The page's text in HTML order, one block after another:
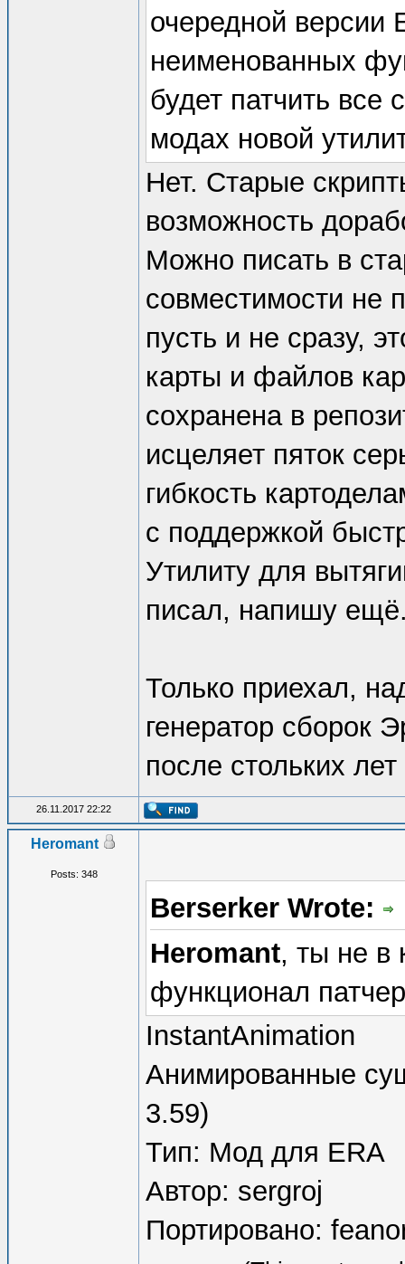
очередной версии
неименованных
будет патчить
модах новой
Нет. Старые
возможность
Можно писать в
совместимости не
пусть и не сразу,
карты и файлов
сохранена в
исцеляет пяток
гибкость
с поддержкой
Утилиту для
писал, напишу
Только приехал,
генератор сборок
после стольких
26.11.2017 22:22
Heromant
Posts: 348
Berserker Wrote:
Heromant, ты не в
функционал
InstantAnimation
Анимированные
3.59)
Тип: Мод для ERA
Автор: sergroj
Портировано: